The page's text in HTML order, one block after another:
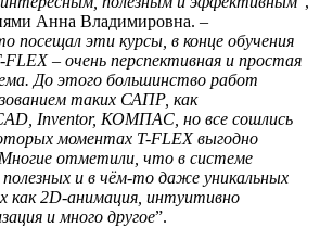
Анна Владимировна. –
посещал эти курсы, в конце обучения
– очень перспективная и простая
До этого большинство работ
таких САПР, как
Inventor, КОМПАС, но все сошлись
моментах T-FLEX выгодно
отметили, что в системе
и в чём-то даже уникальных
как 2D-анимация, интуитивно
и много другое”.